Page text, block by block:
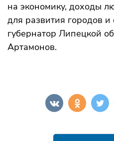
на экономику, доходы
для развития городов и
губернатор Липецкой
Артамонов.